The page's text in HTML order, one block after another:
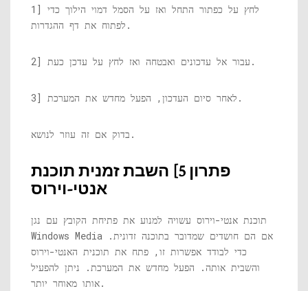
1] לחץ על כפתור התחל ואז על הסמל דמוי הילוך כדי
לפתוח את דף ההגדרות.
2] עבור אל עדכונים ואבטחה ואז לחץ על עדכן כעת.
3] לאחר סיום העדכון, הפעל מחדש את המערכת.
בדוק אם זה עוזר לנושא.
פתרון 5] השבת זמנית תוכנת
אנטי-וירוס
תוכנת אנטי-וירוס עשויה למנוע את פתיחת הקובץ עם נגן
Windows Media אם הם חושדים שמדובר בתוכנה זדונית.
כדי לבודד אפשרות זו, פתח את תוכנית האנטי-וירוס
והשבית אותה. הפעל מחדש את המערכת. ניתן להפעיל
אותו מאוחר יותר.